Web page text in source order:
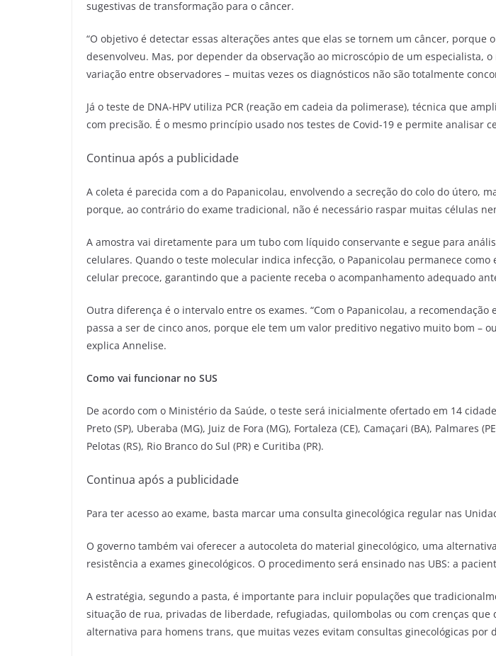
sugestivas de transformação para o câncer.
“O objetivo é detectar essas alterações antes que elas se tornem um câncer,
desenvolveu. Mas, por depender da observação ao microscópio de um especialista,
variação entre observadores – muitas vezes os diagnósticos não são totalmente
Já o teste de DNA-HPV utiliza PCR (reação em cadeia da polimerase), técnica que
com precisão. É o mesmo princípio usado nos testes de Covid-19 e permite
Continua após a publicidade
A coleta é parecida com a do Papanicolau, envolvendo a secreção do colo do útero,
porque, ao contrário do exame tradicional, não é necessário raspar muitas células
A amostra vai diretamente para um tubo com líquido conservante e segue para
celulares. Quando o teste molecular indica infecção, o Papanicolau permanece
celular precoce, garantindo que a paciente receba o acompanhamento adequado
Outra diferença é o intervalo entre os exames. “Com o Papanicolau, a
passa a ser de cinco anos, porque ele tem um valor preditivo negativo muito bom –
explica Annelise.
Como vai funcionar no SUS
De acordo com o Ministério da Saúde, o teste será inicialmente ofertado em 14
Preto (SP), Uberaba (MG), Juiz de Fora (MG), Fortaleza (CE), Camaçari (BA), Palmares
Pelotas (RS), Rio Branco do Sul (PR) e Curitiba (PR).
Continua após a publicidade
Para ter acesso ao exame, basta marcar uma consulta ginecológica regular nas
O governo também vai oferecer a autocoleta do material ginecológico, uma
resistência a exames ginecológicos. O procedimento será ensinado nas UBS: a
A estratégia, segundo a pasta, é importante para incluir populações que
situação de rua, privadas de liberdade, refugiadas, quilombolas ou com crenças
alternativa para homens trans, que muitas vezes evitam consultas ginecológicas por